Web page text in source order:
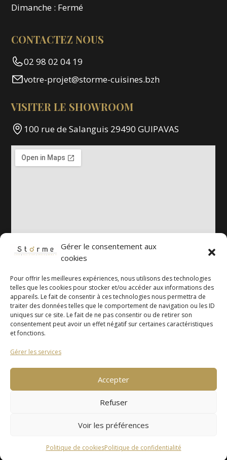
Gérer le consentement aux
cookies
Pour offrir les meilleures expériences, nous utilisons des technologies
telles que les cookies pour stocker et/ou accéder aux informations des
appareils. Le fait de consentir à ces technologies nous permettra de
traiter des données telles que le comportement de navigation ou les ID
uniques sur ce site. Le fait de ne pas consentir ou de retirer son
consentement peut avoir un effet négatif sur certaines caractéristiques
et fonctions.
Gérer les services
Accepter
Refuser
Voir les préférences
Politique de cookiesPolitique de confidentialité
Dimanche : Fermé
CONTACTEZ NOUS
02 98 02 04 19
votre-projet@storme-cuisines.bzh
VISITER LE SHOWROOM
100 rue de Salanguis 29490 GUIPAVAS
Copyright ©Storme Cuisines 2026